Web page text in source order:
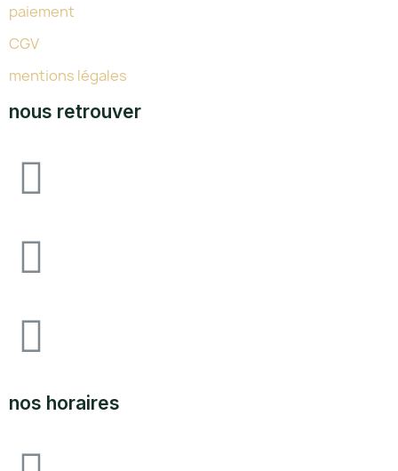
paiement
CGV
mentions légales
nous retrouver
nos horaires